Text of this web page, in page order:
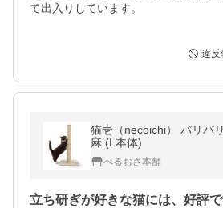
て出入りしています。
違反
猫壱（necoichi） バリバ
麻 (L本体)
べるおさ本舗
立ち研ぎが好きな猫には、好評で